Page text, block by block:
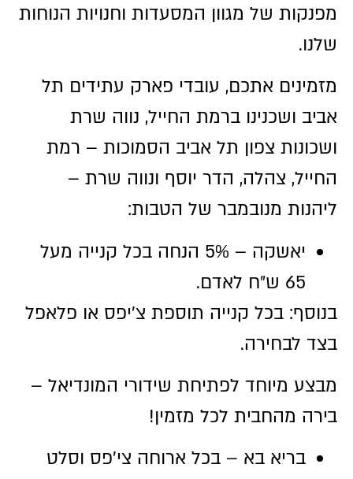
מפנקות של מגוון המסעדות וחנויות הנוחות
שלנו.
מזמינים אתכם, עובדי פארק עתידים תל
אביב ושכנינו ברמת החייל, נווה שרת
ושכונות צפון תל אביב הסמוכות – רמת
החייל, צהלה, הדר יוסף ונווה שרת –
ליהנות מנובמבר של הטבות:
יאשקה – 5% הנחה בכל קנייה מעל
65 ש״ח לאדם.
בנוסף: בכל קנייה תוספת צ’יפס או פלאפל
בצד לבחירה.
מבצע מיוחד לפתיחת שידורי המונדיאל –
בירה מהחבית לכל מזמין!
בריא בא – בכל ארוחה צי'פס וסלט